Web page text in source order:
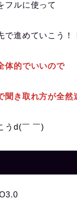
フルに使って
で進めていこう！
体的でいいので
聞き取れ方が全然
うd(￣ ￣)